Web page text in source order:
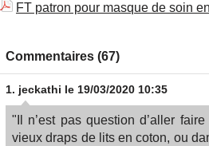
FT patron pour masque de soin
Commentaires (67)
1. jeckathi le 19/03/2020 10:35
"Il n’est pas question d’aller
vieux draps de lits en coton, ou